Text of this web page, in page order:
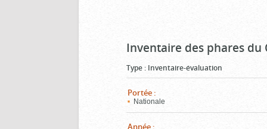
Inventaire des phares du
Type : Inventaire-évaluation
Portée :
Nationale